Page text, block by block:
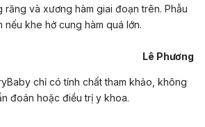
răng và xương hàm giai đoạn trên. Phẫu
nếu khe hở cung hàm quá lớn.
Lê Phương
chỉ có tính chất tham khảo, không
đoán hoặc điều trị y khoa.